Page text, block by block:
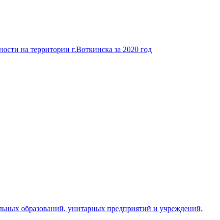
на территории г.Воткинска за 2020 год
образований, унитарных предприятий и учреждений,